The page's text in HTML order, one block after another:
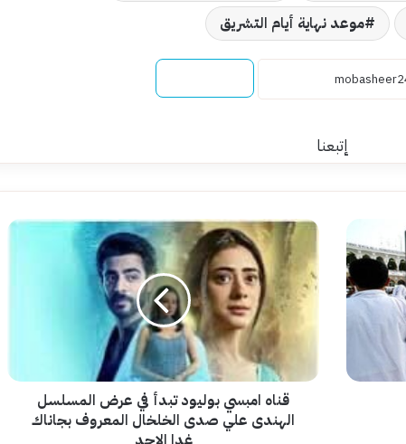
موعد نهاية أيام التشريق
إتبعنا
قناه
امبسي
بوليود
تبدأ
المسلسل
الهندى
علي
صدى
الخلخال
المعروف
قناه امبسي بوليود تبدأ في عرض المسلسل
الهندى علي صدى الخلخال المعروف بجاناك